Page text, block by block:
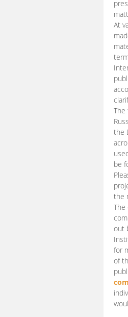
At
The
the
be
the
The
out
for
of